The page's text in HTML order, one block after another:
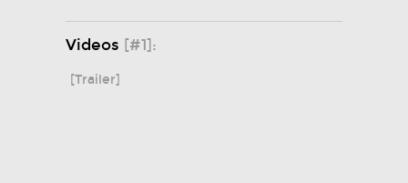
Videos [#1]:
[Trailer]